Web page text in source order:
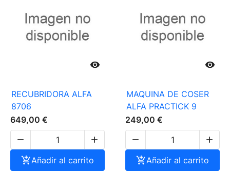

RECUBRIDORA ALFA
8706
649,00 €


Añadir al carrito

MAQUINA DE COSER
ALFA PRACTICK 9
249,00 €


Añadir al carrito